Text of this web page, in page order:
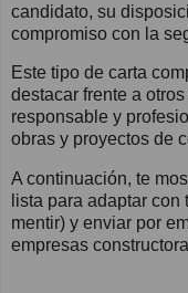
candidato, su
compromiso con la
Este tipo de carta
destacar frente a
responsable y
obras y proyectos de
A continuación, te
lista para adaptar
mentir) y enviar por
empresas